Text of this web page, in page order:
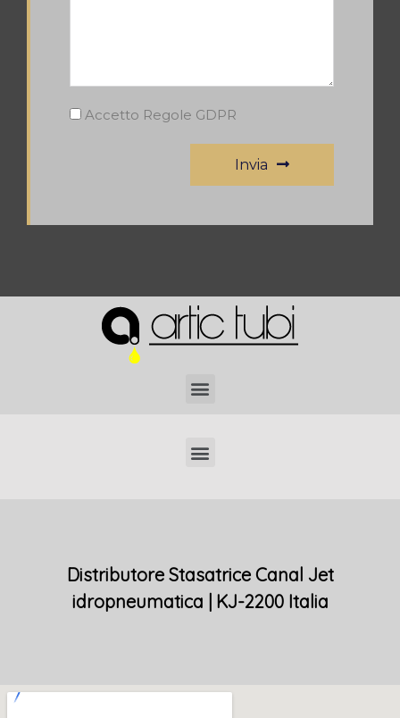
Accetto Regole GDPR
Invia
Distributore Stasatrice Canal Jet
idropneumatica | KJ-2200 Italia